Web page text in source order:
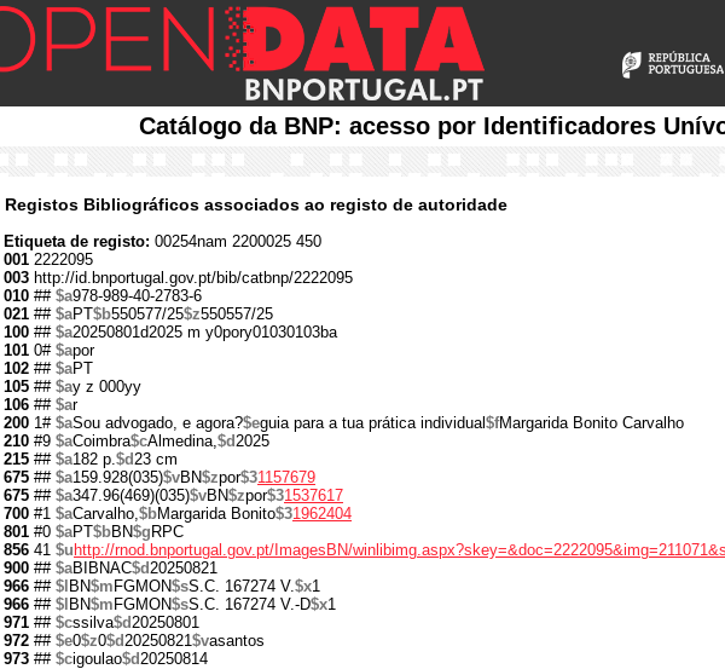
Catálogo da BNP: acesso por Identificadores
Registos Bibliográficos associados ao registo de autoridade
Etiqueta de registo: 00254nam 2200025 450
001 2222095
003 http://id.bnportugal.gov.pt/bib/catbnp/2222095
010 ## $a978-989-40-2783-6
021 ## $aPT$b550577/25$z550557/25
100 ## $a20250801d2025 m y0pory01030103ba
101 0# $apor
102 ## $aPT
105 ## $ay z 000yy
106 ## $ar
200 1# $aSou advogado, e agora?$eguia para a tua prática individual$fMargarida Bonito Carvalho
210 #9 $aCoimbra$cAlmedina,$d2025
215 ## $a182 p.$d23 cm
675 ## $a159.928(035)$vBN$zpor$31157679
675 ## $a347.96(469)(035)$vBN$zpor$31537617
700 #1 $aCarvalho,$bMargarida Bonito$31962404
801 #0 $aPT$bBN$g RPC
856 41 $u http://rnod.bnportugal.gov.pt/ImagesBN/
900 ## $aBIBNAC$d20250821
966 ## $l BN$m FGMON$sS.C. 167274 V.$x1
966 ## $l BN$m FGMON$sS.C. 167274 V.-D$x1
971 ## $cssilva$d20250801
972 ## $e0$z0$d20250821$vasantos
973 ## $cigoulao$d20250814